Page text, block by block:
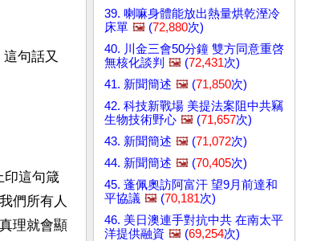
句話又
印這句箴
們所有人
理就會顯
39. 喇嘛身體能放出熱量烘乾溼冷
床單 🖼️ (72,880次)
40. 川金三會50分鐘 雙方同意重啓
無核化談判 🖼️ (72,431次)
41. 新聞簡述 🖼️ (71,850次)
42. 科技新戰場 美提法案阻中共竊
生物技術野心 🖼️ (71,657次)
43. 新聞簡述 🖼️ (71,072次)
44. 新聞簡述 🖼️ (70,405次)
45. 蓬佩奧訪阿富汗 望9月前達和
平協議 🖼️ (70,181次)
46. 美日澳連手對抗中共 在南太平
洋提供融資 🖼️ (69,254次)